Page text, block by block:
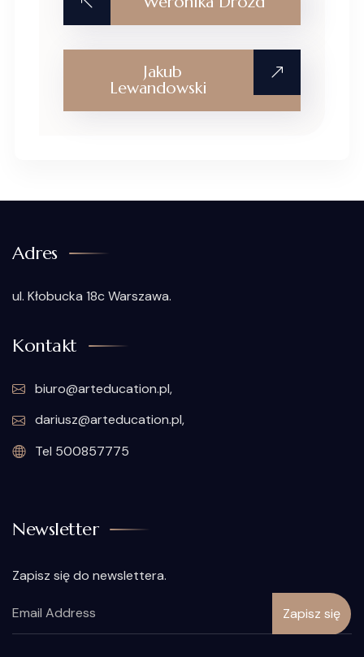
Jakub
Lewandowski
Adres
ul. Kłobucka 18c Warszawa.
Kontakt
biuro@arteducation.pl,
dariusz@arteducation.pl,
Tel 500857775
Newsletter
Zapisz się do newslettera.